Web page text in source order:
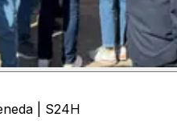
| S24H